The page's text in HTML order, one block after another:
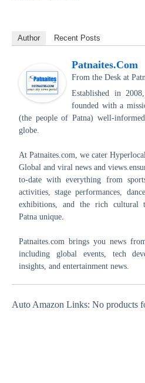
Author Recent Posts
Patnaites.com
From the Desk at
Established in
founded with a
(the people of Patna) well-
globe.
At Patnaites.com, we cater
Global and viral news and
to-date with everything from
activities, stage performances,
exhibitions, and the rich cultural
Patna unique.
Patnaites.com brings you news
including global events, tech
insights, and entertainment news.
Auto Amazon Links: No products